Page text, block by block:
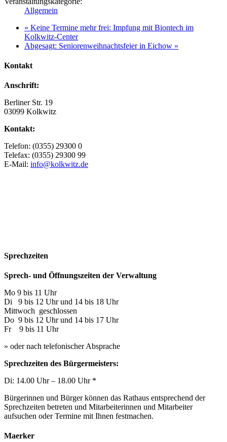
Allgemein
« Keine Termine mehr frei: Impfung mit Biontech im
Kolkwitz-Center
Abgesagt: Seniorenweihnachtsfeier in Eichow »
Kontakt
Anschrift:
Berliner Str. 19
03099 Kolkwitz
Kontakt:
Telefon: (0355) 29300 0
Telefax: (0355) 29300 99
E-Mail: info@kolkwitz.de
Sprechzeiten
Sprech- und Öffnungszeiten der Verwaltung
Mo 9 bis 11 Uhr
Di 9 bis 12 Uhr und 14 bis 18 Uhr
Mittwoch geschlossen
Do 9 bis 12 Uhr und 14 bis 17 Uhr
Fr 9 bis 11 Uhr
» oder nach telefonischer Absprache
Sprechzeiten des Bürgermeisters:
Di: 14.00 Uhr – 18.00 Uhr *
Bürgerinnen und Bürger können das Rathaus entsprechend der
Sprechzeiten betreten und Mitarbeiterinnen und Mitarbeiter
aufsuchen oder Termine mit Ihnen festmachen.
Maerker